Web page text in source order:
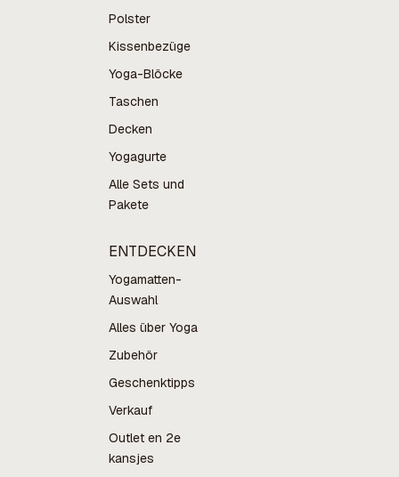
Polster
Kissenbezüge
Yoga-Blöcke
Taschen
Decken
Yogagurte
Alle Sets und
Pakete
ENTDECKEN
Yogamatten-
Auswahl
Alles über Yoga
Zubehör
Geschenktipps
Verkauf
Outlet en 2e
kansjes